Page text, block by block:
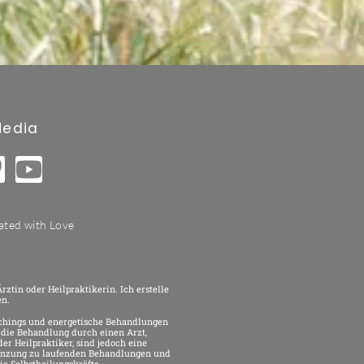
with Love
oder Heilpraktikerin. Ich erstelle
und energetische Behandlungen
Behandlung durch einen Arzt,
Heilpraktiker, sind jedoch eine
zu laufenden Behandlungen und